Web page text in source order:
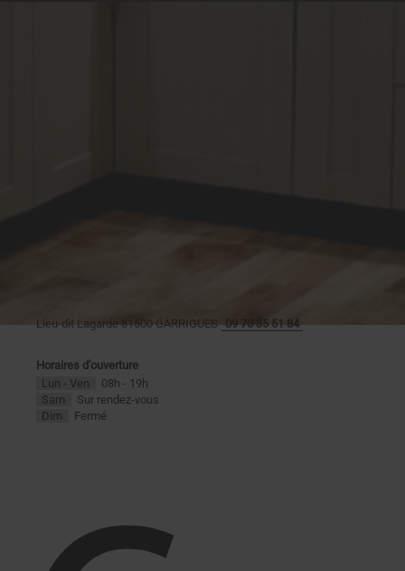
Lieu-dit Lagarde 81500 GARRIGUES 09 70 35 51 84
Horaires d'ouverture
Lun - Ven
08h - 19h
Sam
Sur rendez-vous
Dim
Fermé